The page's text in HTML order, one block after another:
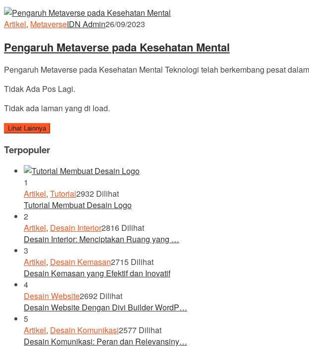
Artikel, MetaverseIDN Admin26/09/2023
Pengaruh Metaverse pada Kesehatan Mental
Pengaruh Metaverse pada Kesehatan Mental Teknologi telah berkembang pesat
Tidak Ada Pos Lagi.
Tidak ada laman yang di load.
Lihat Lainnya
Terpopuler
1
Artikel, Tutorial2932 Dilihat
Tutorial Membuat Desain Logo
2
Artikel, Desain Interior2816 Dilihat
Desain Interior: Menciptakan Ruang yang …
3
Artikel, Desain Kemasan2715 Dilihat
Desain Kemasan yang Efektif dan Inovatif
4
Desain Website2692 Dilihat
Desain Website Dengan Divi Builder WordP…
5
Artikel, Desain Komunikasi2577 Dilihat
Desain Komunikasi: Peran dan Relevansiny…